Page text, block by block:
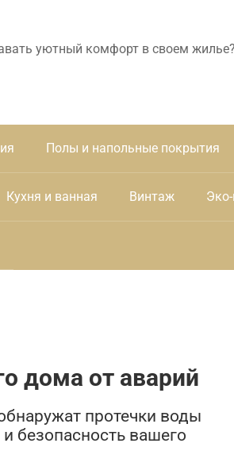
уютный комфорт в своем
Полы и напольные покрытия
Кухня и ванная Винтаж
дома от аварий
протечки воды
безопасность вашего